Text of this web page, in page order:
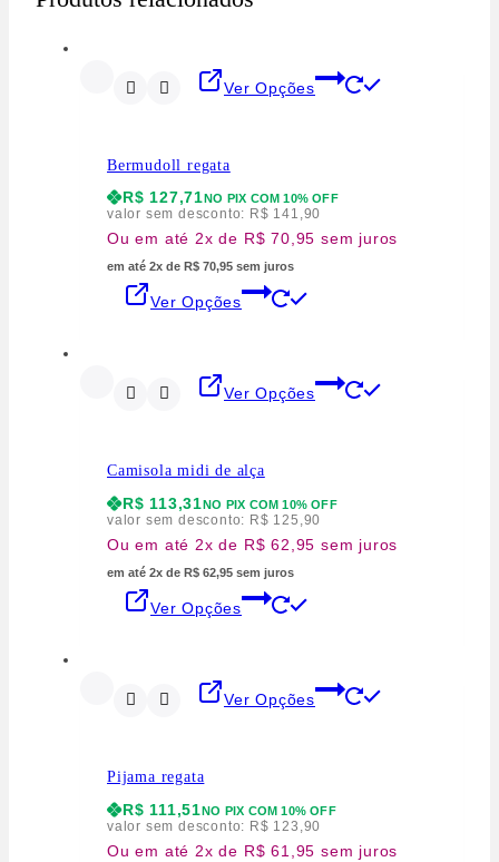
Ver Opções
Bermudoll regata
R$ 127,71NO PIX COM 10% OFF
valor sem desconto: R$ 141,90
Ou em até 2x de R$ 70,95 sem juros
em até 2x de R$ 70,95 sem juros
Ver Opções
Ver Opções
Camisola midi de alça
R$ 113,31NO PIX COM 10% OFF
valor sem desconto: R$ 125,90
Ou em até 2x de R$ 62,95 sem juros
em até 2x de R$ 62,95 sem juros
Ver Opções
Ver Opções
Pijama regata
R$ 111,51NO PIX COM 10% OFF
valor sem desconto: R$ 123,90
Ou em até 2x de R$ 61,95 sem juros